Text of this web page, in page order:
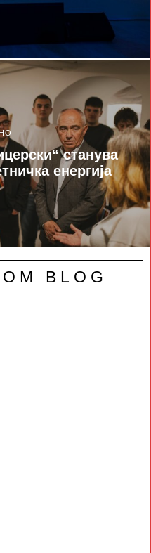
станува
енергија
BLOG